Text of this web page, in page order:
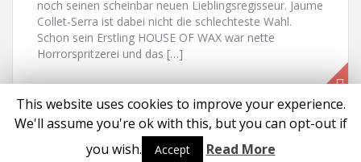
noch seinen scheinbar neuen Lieblingsregisseur. Jaume
Collet-Serra ist dabei nicht die schlechteste Wahl.
Schon sein Erstling HOUSE OF WAX war nette
Horrorspritzerei und das […]
Proudly powered by WordPress |Theme: Solon by aThemes
This website uses cookies to improve your experience.
We'll assume you're ok with this, but you can opt-out if
you wish.
Accept Read More